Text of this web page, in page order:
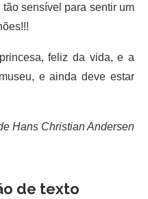
sensível para sentir um
feliz da vida, e a
e ainda deve estar
Hans Christian Andersen
de texto